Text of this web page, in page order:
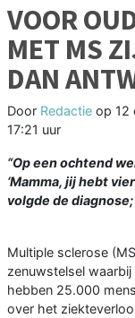
VOOR
MET MS
DAN
Door Redactie op 12
17:21 uur
“Op een ochtend
‘Mamma, jij hebt
volgde de
Multiple sclerose
zenuwstelsel
hebben 25.000
over het